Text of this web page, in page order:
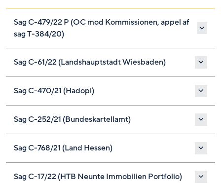
Sag C-479/22 P (OC mod Kommissionen, appel af
sag T-384/20)
Sag C-61/22 (Landshauptstadt Wiesbaden)
Sag C-470/21 (Hadopi)
Sag C-252/21 (Bundeskartellamt)
Sag C-768/21 (Land Hessen)
Sag C-17/22 (HTB Neunte Immobilien Portfolio)